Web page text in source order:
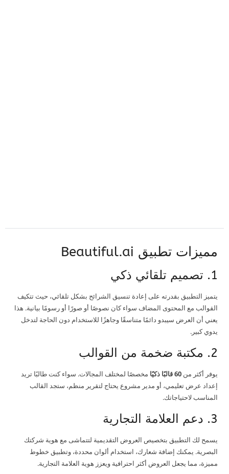
مميزات تطبيق Beautiful.ai
1. تصميم تلقائي ذكي
يتميز التطبيق بقدرته على إعادة تنسيق الشرائح بشكل تلقائي، حيث تتكيف
القوالب مع المحتوى المضاف سواء كان نصوصًا أو صورًا أو رسومًا بيانية. هذا
يعني أن العرض سيبدو دائمًا متناسقًا وجاهزًا للاستخدام دون الحاجة لتدخل
يدوي كبير.
2. مكتبة ضخمة من القوالب
يوفر أكثر من 60 قالبًا ذكيًا
مخصصًا لمختلف المجالات. سواء كنت طالبًا تريد
إعداد عرض تعليمي، أو مدير مشروع يحتاج لتقرير منظم، ستجد القالب
المناسب لاحتياجاتك.
3. دعم العلامة التجارية
يسمح لك التطبيق بتخصيص العروض التقديمية لتتماشى مع هوية شركتك
البصرية. يمكنك إضافة شعارك، استخدام ألوان محددة، وتطبيق خطوط
مميزة، مما يجعل العروض أكثر احترافية ويعزز هوية العلامة التجارية.